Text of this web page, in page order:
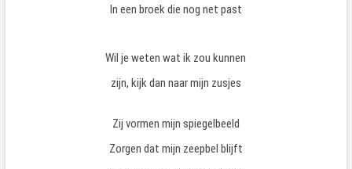
In een broek die nog net past
Wil je weten wat ik zou kunnen
zijn, kijk dan naar mijn zusjes
Zij vormen mijn spiegelbeeld
Zorgen dat mijn zeepbel blijft